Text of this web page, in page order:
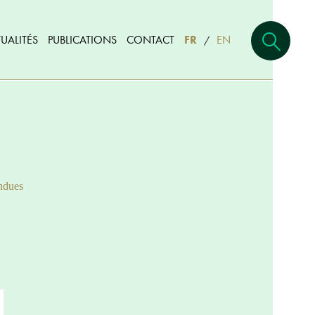
PUBLICATIONS CONTACT FR / EN